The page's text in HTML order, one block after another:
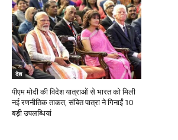
देश
पीएम मोदी की विदेश यात्राओं से भारत को मिली
नई रणनीतिक ताकत, संबित पात्रा ने गिनाईं 10
बड़ी उपलब्धियां